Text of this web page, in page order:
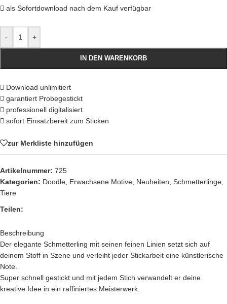
als Sofortdownload nach dem Kauf verfügbar
- +
IN DEN WARENKORB
Download unlimitiert
garantiert Probegestickt
professionell digitalisiert
sofort Einsatzbereit zum Sticken
zur Merkliste hinzufügen
Artikelnummer: 725
Kategorien: Doodle Erwachsene Motive Neuheiten Schmetterlinge
Tiere
Teilen:
Beschreibung
Der elegante Schmetterling mit seinen feinen Linien setzt sich auf
deinem Stoff in Szene und verleiht jeder Stickarbeit eine künstlerische
Note.
Super schnell gestickt und mit jedem Stich verwandelt er deine
kreative Idee in ein raffiniertes Meisterwerk.